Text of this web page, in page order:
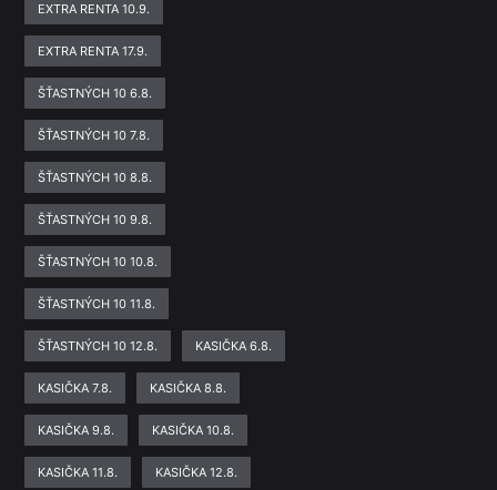
EXTRA RENTA 10.9.
EXTRA RENTA 17.9.
ŠŤASTNÝCH 10 6.8.
ŠŤASTNÝCH 10 7.8.
ŠŤASTNÝCH 10 8.8.
ŠŤASTNÝCH 10 9.8.
ŠŤASTNÝCH 10 10.8.
ŠŤASTNÝCH 10 11.8.
ŠŤASTNÝCH 10 12.8. KASIČKA 6.8.
KASIČKA 7.8. KASIČKA 8.8.
KASIČKA 9.8. KASIČKA 10.8.
KASIČKA 11.8. KASIČKA 12.8.